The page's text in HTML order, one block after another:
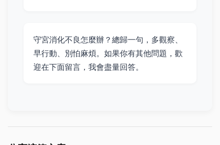
守宮消化不良怎麼辦？總歸一句，多觀察、
早行動、別怕麻煩。如果你有其他問題，歡
迎在下面留言，我會盡量回答。